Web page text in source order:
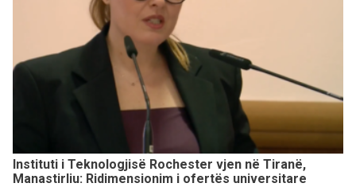
Instituti i Teknologjisë Rochester vjen në Tiranë,
Manastirliu: Ridimensionim i ofertës universitare